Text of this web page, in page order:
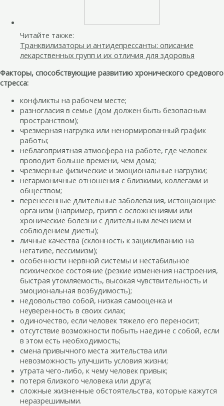
Читайте также:
Транквилизаторы и антидепрессанты: описание
лекарственных групп и их отличия для здоровья
Факторы, способствующие развитию хронического средового
стресса:
конфликты на рабочем месте;
разногласия в семье (дом должен быть безопасным
пространством);
чрезмерная нагрузка или ненормированный график
работы;
неблагоприятная атмосфера на работе, где человек
проводит больше времени, чем дома;
чрезмерные физические и эмоциональные нагрузки;
негармоничные отношения с близкими, коллегами и
обществом;
перенесенные длительные заболевания, истощающие
организм (например, грипп с осложнениями или
хронические болезни с длительным лечением и
соблюдением диеты);
личные качества (склонность к зацикливанию на
негативе, пессимизм);
особенности нервной системы и нестабильное
психическое состояние (резкие изменения настроения,
быстрая утомляемость, высокая чувствительность и
эмоциональная возбудимость);
недовольство собой, низкая самооценка и
неуверенность в своих силах;
одиночество, если человек тяжело его переносит;
отсутствие возможности побыть наедине с собой, если
в этом есть необходимость;
смена привычного места жительства или
невозможность улучшить условия жизни;
утрата чего-либо, к чему человек привык;
потеря близкого человека или друга;
сложные жизненные обстоятельства, которые кажутся
неразрешимыми.